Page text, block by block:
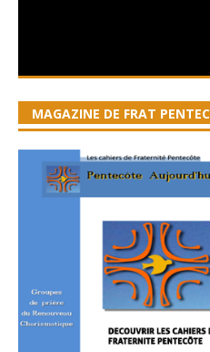
MAGAZINE DE FRAT